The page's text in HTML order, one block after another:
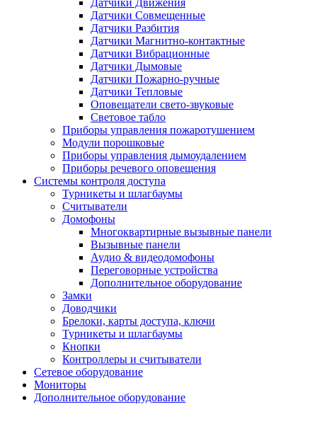
Датчики Совмещенные
Датчики Разбития
Датчики Магнитно-контактные
Датчики Вибрационные
Датчики Дымовые
Датчики Пожарно-ручные
Датчики Тепловые
Оповещатели свето-звуковые
Световое табло
Приборы управления пожаротушением
Модули порошковые
Приборы управления дымоудалением
Приборы речевого оповещения
Системы контроля доступа
Турникеты и шлагбаумы
Cчитыватели
Домофоны
Многоквартирные вызывные панели
Вызывные панели
Аудио & видеодомофоны
Переговорные устройства
Дополнительное оборудование
Замки
Доводчики
Брелоки, карты доступа, ключи
Турникеты и шлагбаумы
Кнопки
Контроллеры и считыватели
Сетевое оборудование
Мониторы
Дополнительное оборудование